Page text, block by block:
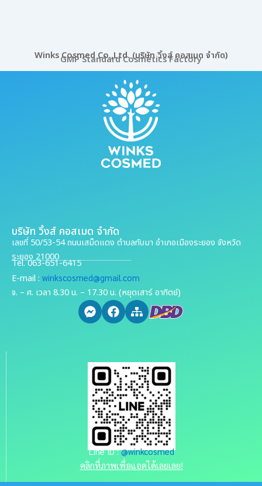
Winks Cosmed Co.,Ltd. (บริษัท วิ้งส์ คอสเมด จำกัด)
GMP Standard Cosmetics Factory
บริษัท วิ้งส์ คอสเมด จำกัด
เลขที่ 50/53-54 ถนนเสม็ดแดง ตำบลทับมา อำเภอเมืองระยอง จังหวัด
ระยอง 21000
Tel. 063-651-6415
E-mail : winkscosmed@gmail.com
จ. – ศ. เวลา 8.30 น. – 17.30 น. (หยุดเสาร์ อาทิตย์)
Line ID :@winkcosmed
คลิกที่ภาพเพื่อแอดได้เลยเลย!